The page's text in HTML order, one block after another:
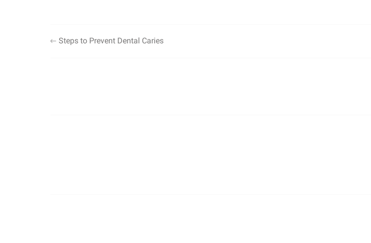
Steps to Prevent Dental Caries